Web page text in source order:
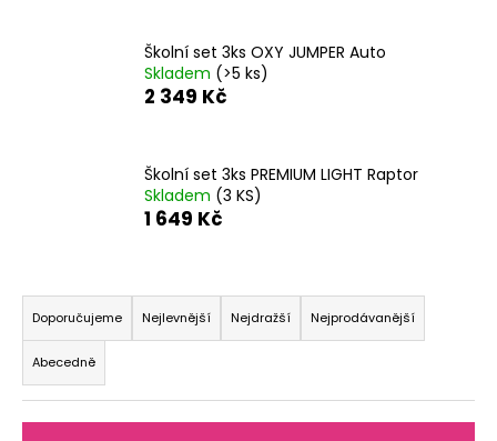
Školní set 3ks OXY JUMPER Auto
Skladem (>5 ks)
2 349 Kč
Školní set 3ks PREMIUM LIGHT Raptor
Skladem (3 KS)
1 649 Kč
Ř
a
z
e
n
Doporučujeme Nejlevnější Nejdražší Nejprodávanější
Abecedně
HLEDAT
D
o
p
o
r
u